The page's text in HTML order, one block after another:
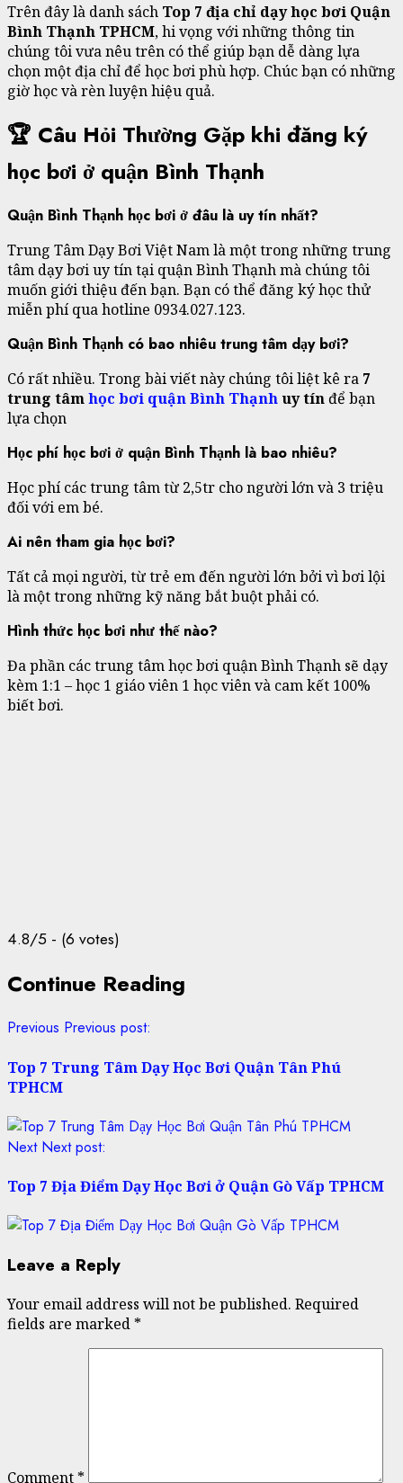
Trên đây là danh sách Top 7 địa chỉ dạy học bơi Quận
Bình Thạnh TPHCM, hi vọng với những thông tin
chúng tôi vưa nêu trên có thể giúp bạn dễ dàng lựa
chọn một địa chỉ để học bơi phù hợp. Chúc bạn có những
giờ học và rèn luyện hiệu quả.
🏆 Câu Hỏi Thường Gặp khi đăng ký
học bơi ở quận Bình Thạnh
Quận Bình Thạnh học bơi ở đâu là uy tín nhất?
Trung Tâm Dạy Bơi Việt Nam là một trong những trung
tâm dạy bơi uy tín tại quận Bình Thạnh mà chúng tôi
muốn giới thiệu đến bạn. Bạn có thể đăng ký học thử
miễn phí qua hotline 0934.027.123.
Quận Bình Thạnh có bao nhiêu trung tâm dạy bơi?
Có rất nhiều. Trong bài viết này chúng tôi liệt kê ra 7
trung tâmhọc bơi quận Bình Thạnhuy tínđể bạn
lựa chọn
Học phí học bơi ở quận Bình Thạnh là bao nhiêu?
Học phí các trung tâm từ 2,5tr cho người lớn và 3 triệu
đối với em bé.
Ai nên tham gia học bơi?
Tất cả mọi người, từ trẻ em đến người lớn bởi vì bơi lội
là một trong những kỹ năng bắt buột phải có.
Hình thức học bơi như thế nào?
Đa phần các trung tâm học bơi quận Bình Thạnh sẽ dạy
kèm 1:1 – học 1 giáo viên 1 học viên và cam kết 100%
biết bơi.
4.8/5 - (6 votes)
Continue Reading
Previous Previous post:
Top 7 Trung Tâm Dạy Học Bơi Quận Tân Phú
TPHCM
Next Next post:
Top 7 Địa Điểm Dạy Học Bơi ở Quận Gò Vấp TPHCM
Leave a Reply
Your email address will not be published. Required
fields are marked *
Comment *